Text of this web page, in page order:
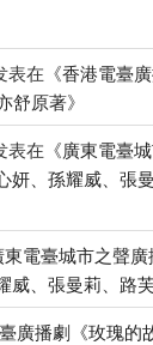
表在《香港電臺
舒原著》
表在《廣東電臺
妍、孫耀威、張
東電臺城市之聲
、張曼莉、路芙
廣播劇《玫瑰的